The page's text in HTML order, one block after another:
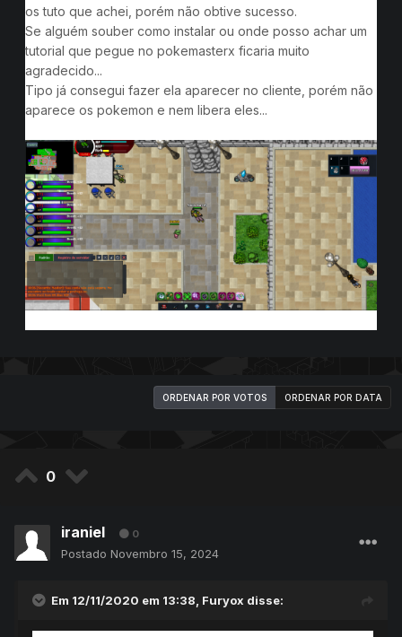
os tuto que achei, porém não obtive sucesso.
Se alguém souber como instalar ou onde posso achar um
tutorial que pegue no pokemasterx ficaria muito
agradecido...
Tipo já consegui fazer ela aparecer no cliente, porém não
aparece os pokemon e nem libera eles...
ORDENAR POR VOTOS ORDENAR POR DATA
0
iraniel 0
Postado Novembro 15, 2024
Em 12/11/2020 em 13:38, Furyox disse: